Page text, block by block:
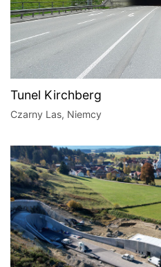
Tunel Kirchberg
Czarny Las, Niemcy